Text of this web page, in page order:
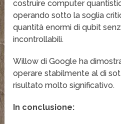
costruire computer
operando sotto la soglia
quantità enormi di qubit
incontrollabili.
Willow di Google ha
operare stabilmente al di
risultato molto significativo.
In conclusione: